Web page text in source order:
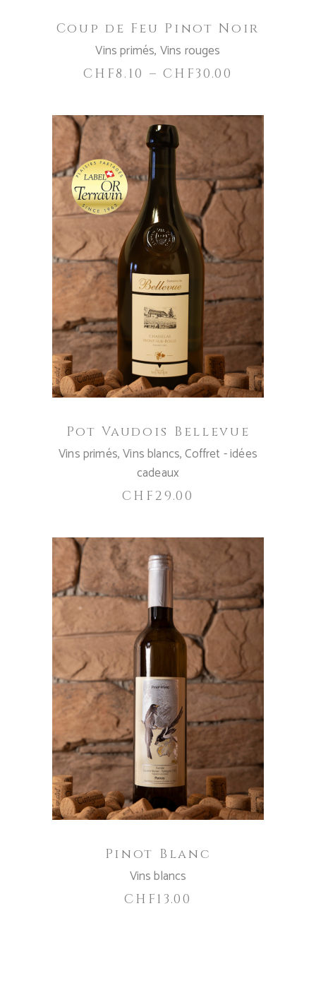
choisies
sur
la
produit
Coup de Feu Pinot Noir
Vins primés, Vins rouges
CHF8.10 –CHF30.00
AJOUTER AU PANIER
Pot Vaudois Bellevue
Vins primés,Vins blancs,Coffret - idées
cadeaux
CHF29.00
AJOUTER AU PANIER
Pinot Blanc
Vins blancs
CHF13.00